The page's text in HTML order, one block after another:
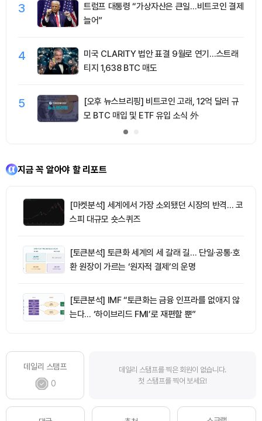
3
트럼프 대통령 “가상자산은 큰일…비트코인 결제
늘어”
4
미국 CLARITY 법안 표결 9월로 연기…스트래
티지 1,638 BTC 매도
5
[오후 뉴스브리핑] 비트코인 고래, 12억 달러 규
모 BTC 매입 및 ETF 유입 소식 外
지금 꼭 알아야 할 리포트
[마켓분석] 세계에서 가장 소외됐던 시장의 반격… 코
스피 대규모 숏스퀴즈
[토큰분석] 토큰화 세계의 세 갈래 길… 단일·공통·호
환 원장이 가르는 ‘원자적 결제’의 운명
[토큰분석] IMF “토큰화는 금융 인프라를 없애지 않
는다… ‘하이브리드 FMI’로 재편할 뿐”
데일리 스탬프
0
데일리 스탬프를 찍은 회원이 없습니다.
첫 스탬프를 찍어 보세요!